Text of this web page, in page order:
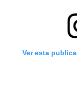
Ver esta